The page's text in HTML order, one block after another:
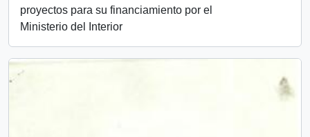
proyectos para su financiamiento por el
Ministerio del Interior